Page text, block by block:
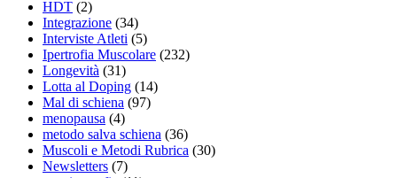
HDT (2)
Integrazione (34)
Interviste Atleti (5)
Ipertrofia Muscolare (232)
Longevità (31)
Lotta al Doping (14)
Mal di schiena (97)
menopausa (4)
metodo salva schiena (36)
Muscoli e Metodi Rubrica (30)
Newsletters (7)